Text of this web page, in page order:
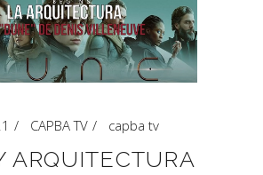
CAPBA TV capba tv
ARQUITECTURA